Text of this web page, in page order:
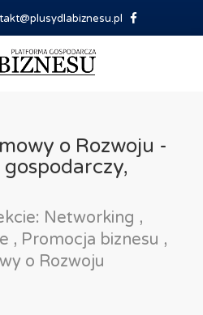
o Rozwoju -
Networking ,
, Promocja biznesu ,
o Rozwoju